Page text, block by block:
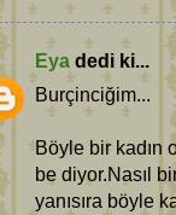
Eya dedi ki...
Burçinciğim...
Böyle bir kadın
be diyor.Nasıl
yanısıra böyle